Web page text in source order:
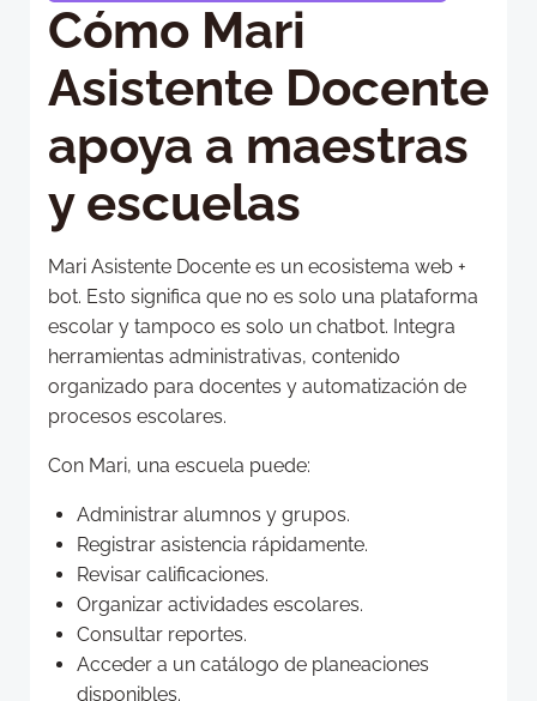
Cómo Mari
Asistente Docente
apoya a maestras
y escuelas
Mari Asistente Docente es un ecosistema web +
bot. Esto significa que no es solo una plataforma
escolar y tampoco es solo un chatbot. Integra
herramientas administrativas, contenido
organizado para docentes y automatización de
procesos escolares.
Con Mari, una escuela puede:
Administrar alumnos y grupos.
Registrar asistencia rápidamente.
Revisar calificaciones.
Organizar actividades escolares.
Consultar reportes.
Acceder a un catálogo de planeaciones
disponibles.